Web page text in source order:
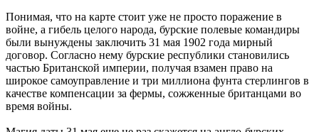
Понимая, что на карте стоит уже не просто поражение в
войне, а гибель целого народа, бурские полевые командиры
были вынуждены заключить 31 мая 1902 года мирный
договор. Согласно нему бурские республики становились
частью Британской империи, получая взамен право на
широкое самоуправление и три миллиона фунта стерлингов в
качестве компенсации за фермы, сожженные британцами во
время войны.